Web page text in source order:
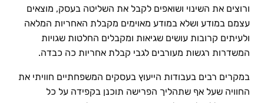
ורוצים את השינוי ושואפים לקבל את השליטה בעסק, מוצאים
עצמם במודע ושלא במודע מאוימים מקבלת האחריות המלאה
ולעיתים קרובות עושים שגיאות ומקבלים החלטות שגויות
המשדרות רגשות מעורבים לגבי קבלת אחריות כה כבדה.
במקרים רבים בעבודות הייעוץ בעסקים המשפחתיים חוויתי את
החוויה שעל אף שתהליך הפרישה תוכנן בקפידה על כל